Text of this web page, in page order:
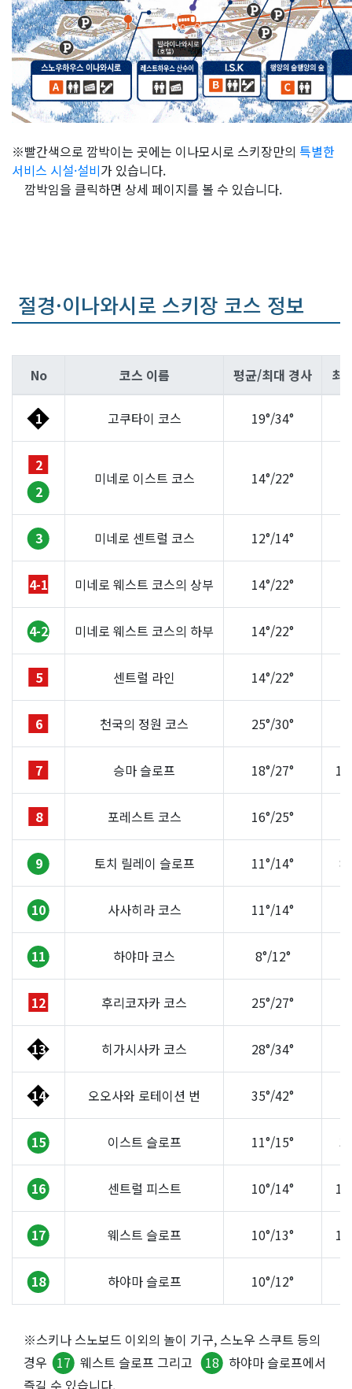
※빨간색으로 깜박이는 곳에는 이나모시로 스키장만의 특별한
서비스 시설·설비가 있습니다.
깜박임을 클릭하면 상세 페이지를 볼 수 있습니다.
절경·이나와시로 스키장 코스 정보
No 코스 이름 평균/최대 경사 최
1 고쿠타이 코스 19°/34°
2
2
미네로 이스트 코스 14°/22°
3 미네로 센트럴 코스 12°/14°
4-1 미네로 웨스트 코스의 상부 14°/22°
4-2 미네로 웨스트 코스의 하부 14°/22°
5 센트럴 라인 14°/22°
6 천국의 정원 코스 25°/30°
7 승마 슬로프 18°/27°
8 포레스트 코스 16°/25°
9 토치 릴레이 슬로프 11°/14°
10 사사히라 코스 11°/14°
11 하야마 코스 8°/12°
12 후리코자카 코스 25°/27°
13 히가시사카 코스 28°/34°
14 오오사와 로테이션 번 35°/42°
15 이스트 슬로프 11°/15°
16 센트럴 피스트 10°/14°
17 웨스트 슬로프 10°/13°
18 하야마 슬로프 10°/12°
※스키나 스노보드 이외의 놀이 기구, 스노우 스쿠트 등의
경우 17 웨스트 슬로프 그리고 18 하야마 슬로프에서